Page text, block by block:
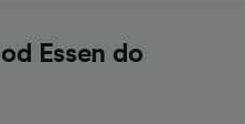
Essen do